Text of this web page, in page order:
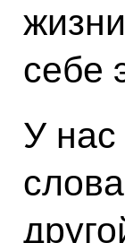
себе
У нас